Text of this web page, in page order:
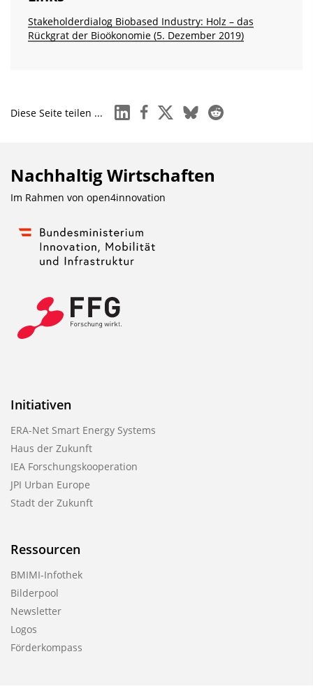
Stakeholderdialog Biobased Industry: Holz – das
Rückgrat der Bioökonomie (5. Dezember 2019)
Diese Seite teilen ... linkedinfacebook
x blueskyreddit
Nachhaltig Wirtschaften
Im Rahmen von open4innovation
Initiativen
ERA-Net Smart Energy Systems
Haus der Zukunft
IEA Forschungskooperation
JPI Urban Europe
Stadt der Zukunft
Ressourcen
BMIMI-Infothek
Bilderpool
Newsletter
Logos
Förderkompass